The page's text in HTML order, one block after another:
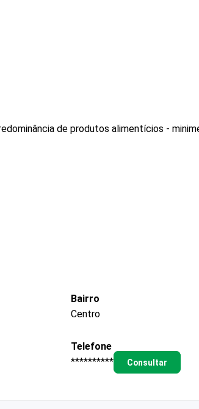
de produtos alimentícios -
Bairro
Centro
Telefone
**********
Consultar